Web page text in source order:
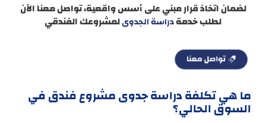
لضمان اتخاذ قرار مبني على أسس واقعية، تواصل معنا الآن
لطلب خدمةدراسة الجدوىلمشروعك الفندقي
ما هي تكلفة دراسة جدوى مشروع فندق في
السوق الحالي؟